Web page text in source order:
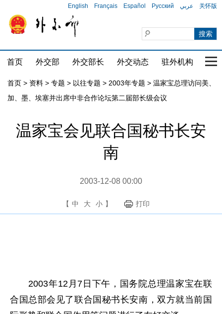
English Français Español Русский عربي 关怀版
首页 外交部 外交部长 外交动态 驻外机构 国
首页 > 资料 > 专题 > 以往专题 > 2003年专题 > 温家宝总理访问美、
加、墨、埃塞并出席中非合作论坛第二届部长级会议
温家宝会见联合国秘书长安
南
2003-12-08 00:00
【 中 大 小 】 打印
2003年12月7日下午，国务院总理温家宝在联
合国总部会见了联合国秘书长安南，双方就当前国